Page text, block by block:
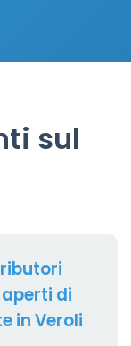
sul
aperti di
in Veroli